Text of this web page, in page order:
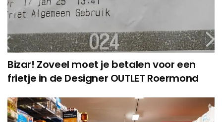
Bizar! Zoveel moet je betalen voor een
frietje in de Designer OUTLET Roermond